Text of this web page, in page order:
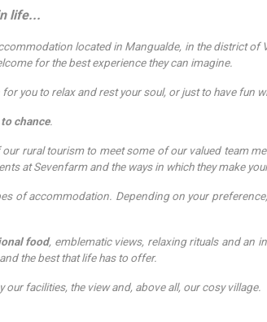
life...
located in Mangualde, in the district of
for the best experience they can imagine.
you to relax and rest your soul, or just to have fun
chance.
rural tourism to meet some of our valued team
at Sevenfarm and the ways in which they make
of accommodation. Depending on your
food, emblematic views, relaxing rituals and an
the best that life has to offer.
our facilities, the view and, above all, our cosy village.